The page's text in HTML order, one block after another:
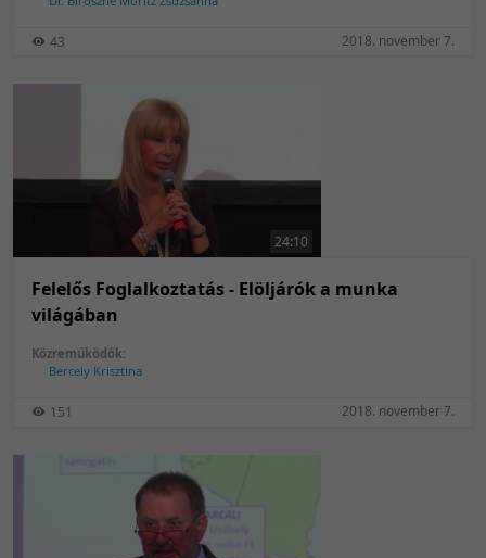
43 2018. november 7.
24:10
Felelős Foglalkoztatás - Elöljárók a munka
világában
Közreműködők:
Bercely Krisztina
151 2018. november 7.